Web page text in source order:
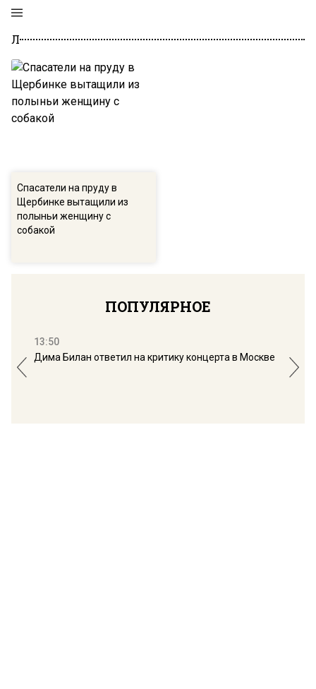
Л
Спасатели на пруду в
Щербинке вытащили из
полыньи женщину с
собакой
ПОПУЛЯРНОЕ
13:50
Дима Билан ответил на критику концерта в Москве